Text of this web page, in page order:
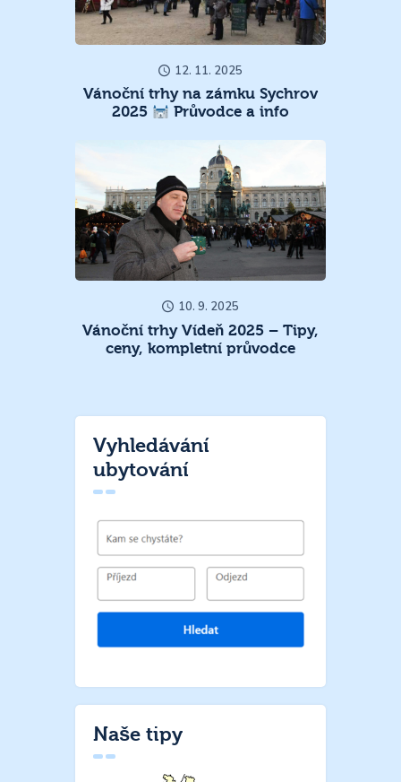
12. 11. 2025
Vánoční trhy na zámku Sychrov
2025
Průvodce a info
10. 9. 2025
Vánoční trhy Vídeň 2025 – Tipy,
ceny, kompletní průvodce
Vyhledávání
ubytování
Naše tipy